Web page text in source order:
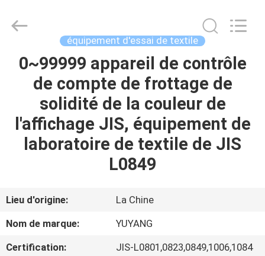
MAISON
PRODUITS
AU
SUJET
INSTRUMENT
Reserved.
équipement d'essai de textile
0~99999 appareil de contrôle
de compte de frottage de
solidité de la couleur de
l'affichage JIS, équipement de
laboratoire de textile de JIS
L0849
Lieu d'origine:
La Chine
Nom de marque:
YUYANG
Certification:
JIS-L0801,0823,0849,1006,1084